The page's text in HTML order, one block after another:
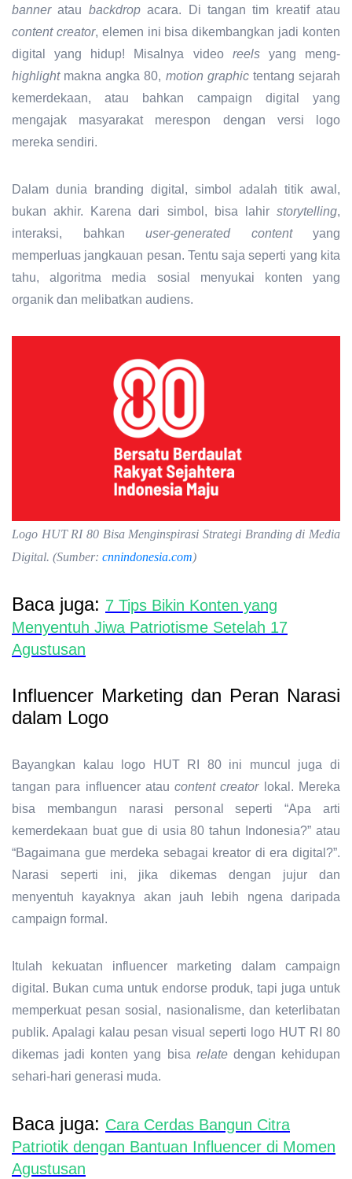
banneratau backdropacara. Di tangan tim kreatif atau
content creator, elemen ini bisa dikembangkan jadi konten
digital
yang hidup! Misalnya video reelsyang meng-
highlightmakna angka 80, motion graphictentang sejarah
kemerdekaan, atau bahkan campaign digital yang
mengajak masyarakat merespon dengan versi logo
mereka sendiri.
Dalam dunia branding digital, simbol adalah titik awal,
bukan akhir. Karena dari simbol, bisa lahir storytelling,
interaksi, bahkan user-generated contentyang
memperluas jangkauan pesan. Tentu saja seperti yang kita
tahu, algoritma media sosial menyukai konten yang
organik dan melibatkan audiens.
Logo HUT RI 80 Bisa Menginspirasi Strategi Branding di Media
Digital. (Sumber: cnnindonesia.com)
Baca juga: 7 Tips Bikin Konten yang
Menyentuh Jiwa Patriotisme Setelah 17
Agustusan
Influencer Marketing dan Peran Narasi
dalam Logo
Bayangkan kalau logo HUT RI 80 ini muncul juga di
tangan para influencerataucontent creatorlokal . Mereka
bisa membangun narasi personal seperti “Apa arti
kemerdekaan buat gue di usia 80 tahun Indonesia?” atau
“Bagaimana gue merdeka sebagai kreator di era digital?”.
Narasi seperti ini, jika dikemas dengan jujur dan
menyentuh kayaknya akan jauh lebih ngena daripada
campaign formal.
Itulah kekuatan influencer marketing dalam campaign
digital. Bukan cuma untuk endorse produk, tapi juga untuk
memperkuat pesan sosial, nasionalisme, dan keterlibatan
publik. Apalagi kalau pesan visual seperti logo HUT RI 80
dikemas jadi konten yang bisa relatedengan kehidupan
sehari-hari generasi muda.
Baca juga: Cara Cerdas Bangun Citra
Patriotik dengan Bantuan Influencer di Momen
Agustusan